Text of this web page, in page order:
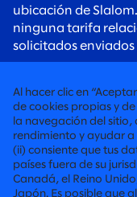
ubicación de
ninguna tarifa
solicitados enviados
de reclutamiento.
se comunicarán
correo electrónico
ninguna tarifa a los
proceso de
Al hacer clic en
de cookies propias y
la navegación del sitio,
rendimiento y ayudar
(ii) consiente que tus
países fuera de su
Canadá, el Reino
Japón. Es posible que